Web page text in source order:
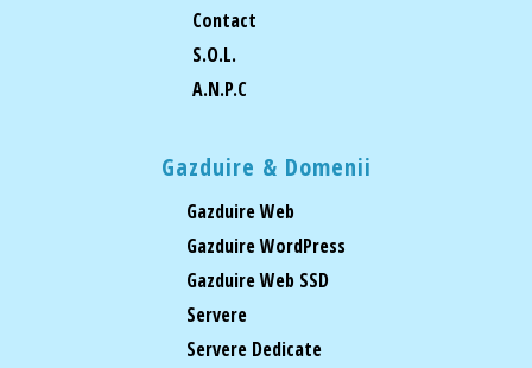
Contact
S.O.L.
A.N.P.C
Gazduire & Domenii
Gazduire Web
Gazduire WordPress
Gazduire Web SSD
Servere
Servere Dedicate